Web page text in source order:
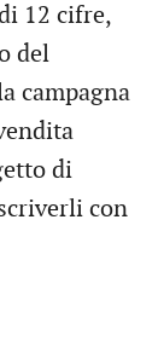
12 cifre,
del
campagna
di
con